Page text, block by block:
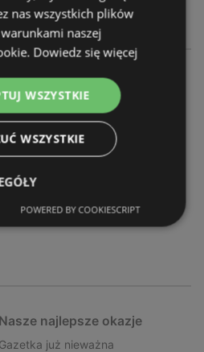
już nieważna
dnia: 05.05.2026
1,58 km
Nasze najlepsze okazje
Gazetka już nieważna
nas wszystkich plików
naszej
Dowiedz się więcej
WSZYSTKIE
WSZYSTKIE
POWERED BY COOKIESCRIPT